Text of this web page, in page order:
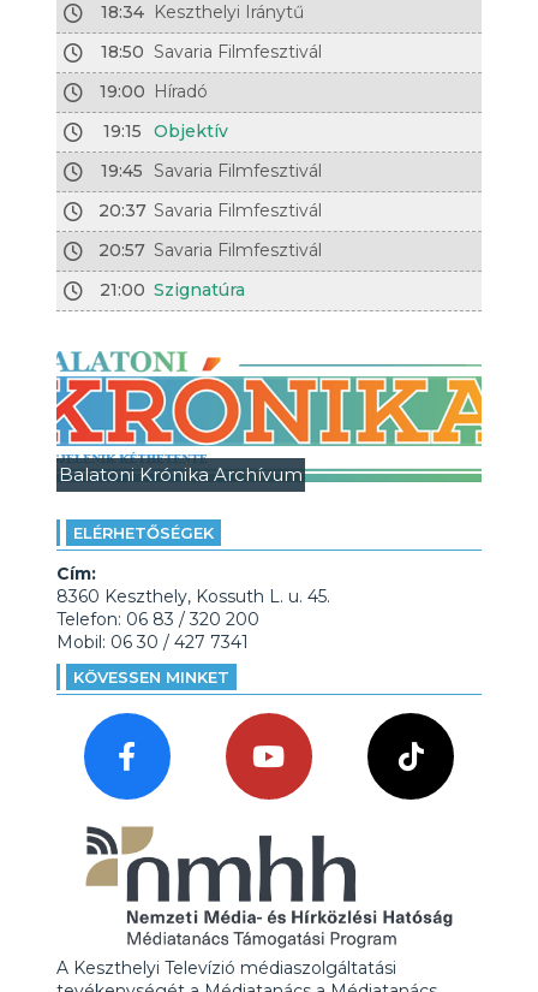
18:34 Keszthelyi Iránytű
18:50 Savaria Filmfesztivál
19:00 Híradó
19:15
Objektív
19:45
Savaria Filmfesztivál
20:37 Savaria Filmfesztivál
20:57 Savaria Filmfesztivál
21:00 Szignatúra
Balatoni Krónika Archívum
ELÉRHETŐSÉGEK
Cím:
8360 Keszthely, Kossuth L. u. 45.
Telefon: 06 83 / 320 200
Mobil: 06 30 / 427 7341
KÖVESSEN MINKET
A Keszthelyi Televízió médiaszolgáltatási